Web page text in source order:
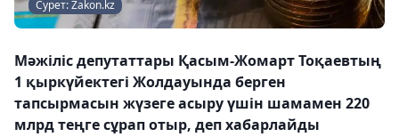
Сурет: Zakon.kz
Мәжіліс депутаттары Қасым-Жомарт Тоқаевтың
1 қыркүйектегі Жолдауында берген
тапсырмасын жүзеге асыру үшін шамамен 220
млрд теңге сұрап отыр, деп хабарлайды